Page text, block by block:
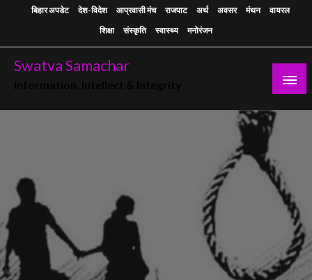
बिहार अपडेट देश-विदेश आप्रवासी मंच राजपाट अर्थ अवसर मंथन
वायरल
शिक्षा
संस्कृति स्वास्थ्य मनोरंजन
Swatva Samachar